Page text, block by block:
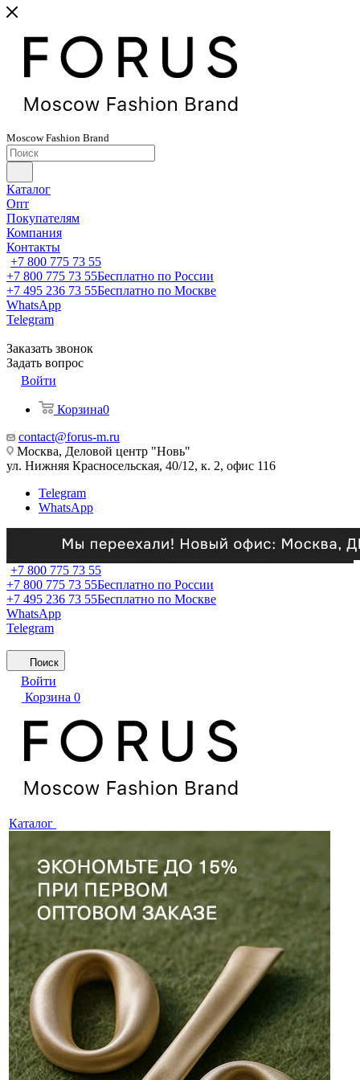
MoscowFashion Brand
Каталог
Опт
Покупателям
Компания
Контакты
+7 800 775 73 55
+7 800 775 73 55Бесплатно по России
+7 495 236 73 55Бесплатно по Москве
WhatsApp
Telegram
Заказать звонок
Задать вопрос
Войти
Корзина0
contact@forus-m.ru
Москва, Деловой центр "Новь"
ул. Нижняя Красносельская, 40/12, к. 2, офис 116
Telegram
WhatsApp
+7 800 775 73 55
+7 800 775 73 55Бесплатно по России
+7 495 236 73 55Бесплатно по Москве
WhatsApp
Telegram
Поиск
Войти
Корзина 0
Каталог